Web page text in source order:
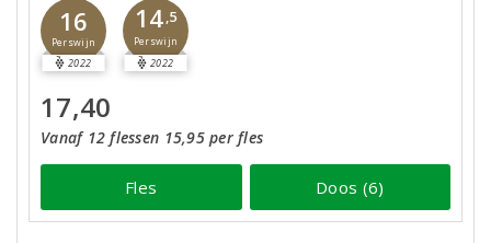
16
Perswijn
2022
14,5
Perswijn
2022
17,40
Vanaf 12 flessen 15,95 per fles
Fles Doos (6)